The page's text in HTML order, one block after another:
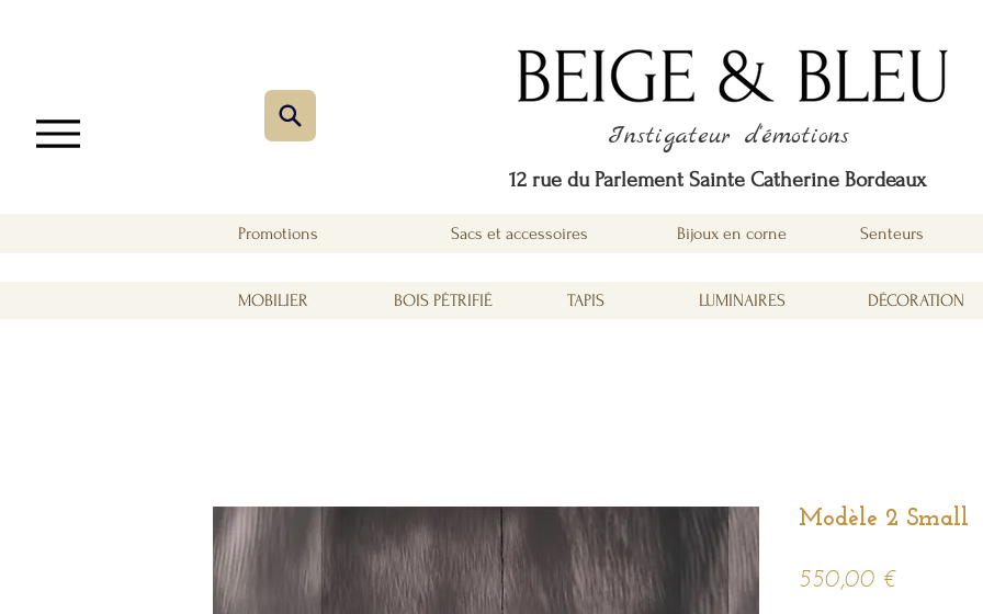
Instigateur d'émotions
12 rue du Parlement Sainte Catherine Bordeaux
Promotions Sacs et accessoires Bijoux en corne Senteurs
MOBILIER BOIS PÉTRIFIÉ TAPIS LUMINAIRES DÉCORATION
Modèle 2 Small
550,00 €Prix